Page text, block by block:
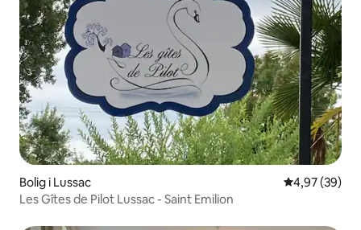
Bolig i Lussac 4,97 ud af 5 i
4,97 (39)
Les Gîtes de Pilot Lussac - Saint Emilion